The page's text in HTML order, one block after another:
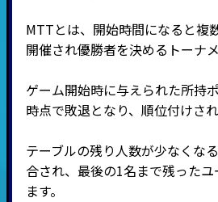
MTTとは、開始時間になると複
開催され優勝者を決めるトーナメ
ゲーム開始時に与えられた所持
時点で敗退となり、順位付けされ
テーブルの残り人数が少なくな
合され、最後の1名まで残った
ます。